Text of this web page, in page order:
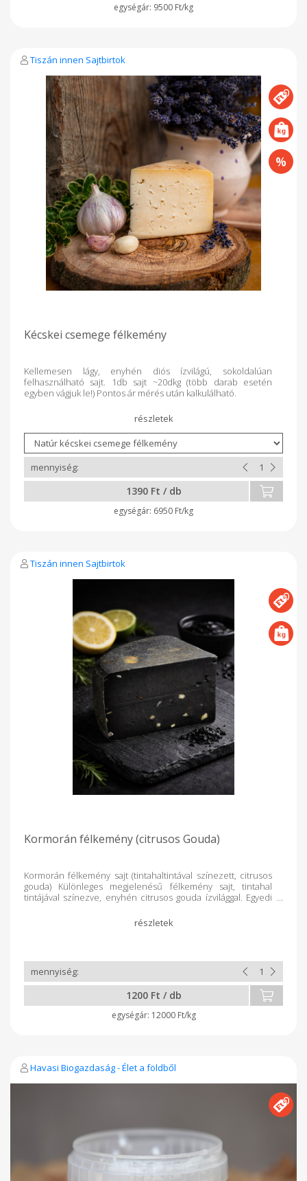
9500 Ft/kg
Tiszán innen Sajtbirtok
Kécskei csemege félkemény
Kellemesen lágy, enyhén diós ízvilágú, sokoldalúan
felhasználható sajt. 1db sajt ~20dkg (több darab esetén
egyben vágjuk le!) Pontos ár mérés után kalkulálható.
1390 Ft / db
6950 Ft/kg
Tiszán innen Sajtbirtok
Kormorán félkemény (citrusos Gouda)
Kormorán félkemény sajt (tintahaltintával színezett, citrusos
gouda) Különleges megjelenésű félkemény sajt, tintahal
tintájával színezve, enyhén citrusos gouda ízvilággal. Egyedi
sajt ~10dkg (több darab esetén egyben vágjuk le!) Pontos ár
1200 Ft / db
12000 Ft/kg
Havasi Biogazdaság - Élet a földből